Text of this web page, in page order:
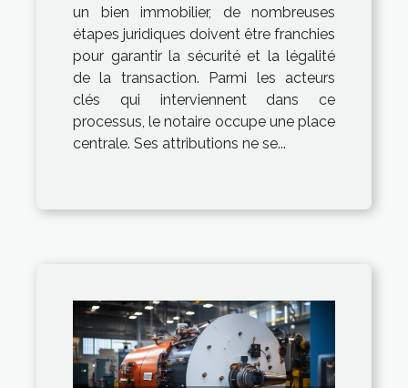
un bien immobilier, de nombreuses
étapes juridiques doivent être franchies
pour garantir la sécurité et la légalité
de la transaction. Parmi les acteurs
clés qui interviennent dans ce
processus, le notaire occupe une place
centrale. Ses attributions ne se...